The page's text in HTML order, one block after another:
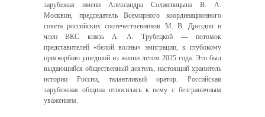
зарубежья имени Александра Солженицына В. А.
Москвин, председатель Всемирного координационного
совета российских соотечественников М. В. Дроздов и
член ВКС князь А. А. Трубецкой — потомок
представителей «белой волны» эмиграции, к глубокому
прискорбию ушедший из жизни летом 2025 года. Это был
выдающийся общественный деятель, настоящий хранитель
истории России, талантливый оратор. Российская
зарубежная община относилась к нему с безграничным
уважением.